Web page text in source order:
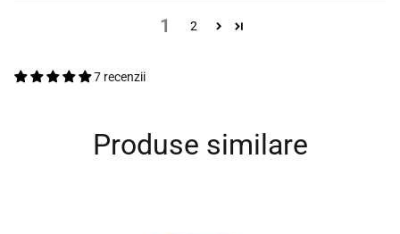
1 2
7 recenzii
Produse similare